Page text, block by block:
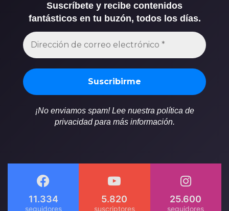
Suscríbete y recibe contenidos
fantásticos en tu buzón, todos los días.
¡No enviamos spam! Lee nuestra política de
privacidad para más información.
11.334 5.820 25.600